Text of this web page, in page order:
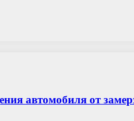
автомобиля от